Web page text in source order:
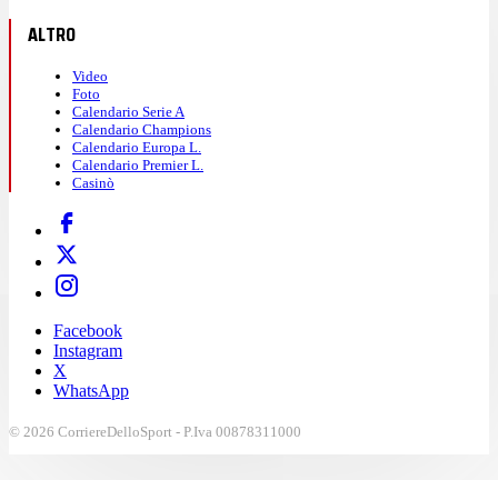
ALTRO
Video
Foto
Calendario Serie A
Calendario Champions
Calendario Europa L.
Calendario Premier L.
Casinò
Facebook
Instagram
X
WhatsApp
© 2026 CorriereDelloSport - P.Iva 00878311000